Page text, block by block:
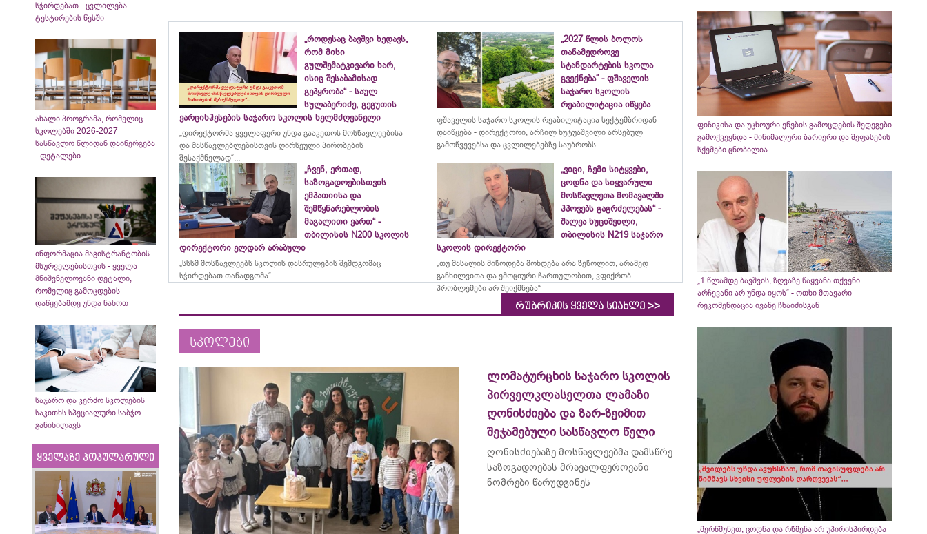
სჭირდებათ - ცვლილება
ტესტირების წესში
ახალი პროგრამა, რომელიც
სკოლებში 2026-2027
სასწავლო წლიდან დაინერგება
- დეტალები
ინფორმაცია მაგისტრანტობის
მსურველებისთვის - ყველა
მნიშვნელოვანი დეტალი,
რომელიც გამოცდების
დაწყებამდე უნდა ნახოთ
საჯარო და კერძო სკოლების
საკითხს სპეციალური საბჭო
განიხილავს
ყველაზე პოპულარული
„როდესაც ბავშვი ხედავს,
რომ მისი
გულშემატკივარი ხარ,
ისიც შესაბამისად
გეპყრობა“ - საულ
სულაბერიძე, გეგუთის
ვარციხჰესების საჯარო სკოლის ხელმძღვანელი
„დირექტორმა ყველაფერი უნდა გააკეთოს მოსწავლეებისა
და მასწავლებლებისთვის ღირსეული პირობების
შესაქმნელად“...
„2027 წლის ბოლოს
თანამედროვე
სტანდარტების სკოლა
გვექნება“ - ფშაველის
საჯარო სკოლის
რეაბილიტაცია იწყება
ფშაველის საჯარო სკოლის რეაბილიტაცია სექტემბრიდან
დაიწყება - დირექტორი, არჩილ ხუტუაშვილი არსებულ
გამოწვევებსა და ცვლილებებზე საუბრობს
„ჩვენ, ერთად,
საზოგადოებისთვის
ემპათიისა და
შემწყნარებლობის
მაგალითი ვართ“ -
თბილისის N200 სკოლის
დირექტორი ელდარ არაბული
„სსსმ მოსწავლეებს სკოლის დასრულების შემდგომაც
სჭირდებათ თანადგომა“
„ვიცი, ჩემი სიტყვები,
ცოდნა და სიყვარული
მოსწავლეთა მომავალში
ჰპოვებს გაგრძელებას“ -
შალვა ხუციშვილი,
თბილისის N219 საჯარო
სკოლის დირექტორი
„თუ მასალის მიწოდება მოხდება არა ზეწოლით, არამედ
განხილვითა და ემოციური ჩართულობით, ვფიქრობ
პრობლემები არ შეიქმნება“
რუბრიკის ყველა სიახლე >>
სკოლები
ლომატურცხის საჯარო სკოლის
პირველკლასელთა ლამაზი
ღონისძიება და ზარ-ზეიმით
შეჯამებული სასწავლო წელი
ღონისძიებაზე მოსწავლეებმა დამსწრე
საზოგადოებას მრავალფეროვანი
ნომრები წარუდგინეს
ფიზიკისა და უცხოური ენების გამოცდების შედეგები
გამოქვეყნდა - მინიმალური ბარიერი და შეფასების
სქემები ცნობილია
„1 წლამდე ბავშვის, ზღვაზე წაყვანა თქვენი
არჩევანი არ უნდა იყოს“ - ოთხი მთავარი
რეკომენდაცია ივანე ჩხაიძისგან
„მერწმუნეთ, ცოდნა და რწმენა არ უპირისპირდება